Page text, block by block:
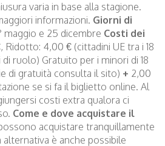
varia in base alla stagione.
informazioni. Giorni di
maggio e 25 dicembre Costi dei
Ridotto: 4,00 € (cittadini UE tra i 18
ruolo) Gratuito per i minori di 18
di gratuità consulta il sito) + 2,00
se si fa il biglietto online. Al
costi extra qualora ci
Come e dove acquistare il
acquistare tranquillamente
alternativa è anche possibile